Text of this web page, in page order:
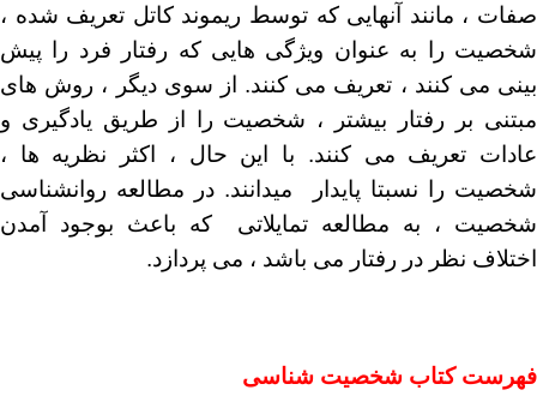
صفات ، مانند آنهایی که توسط ریموند کاتل تعریف شده ،
شخصیت را به عنوان ویژگی هایی که رفتار فرد را پیش
بینی می کنند ، تعریف می کنند. از سوی دیگر ، روش های
مبتنی بر رفتار بیشتر ، شخصیت را از طریق یادگیری و
عادات تعریف می کنند. با این حال ، اکثر نظریه ها ،
شخصیت را نسبتا پایدار میدانند. در مطالعه روانشناسی
شخصیت ، به مطالعه تمایلاتی که باعث بوجود آمدن
اختلاف نظر در رفتار می باشد ، می پردازد.
فهرست کتاب شخصیت شناسی